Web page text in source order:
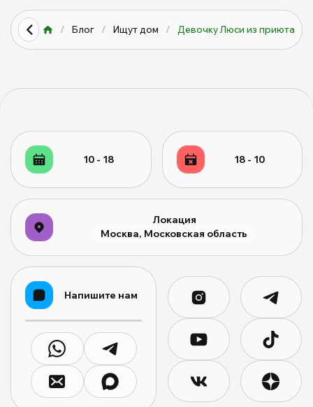
/ Блог / Ищут дом / Девочку Люси из приюта
10 - 18 18 - 10
Локация
Москва, Московская область
Напишите нам